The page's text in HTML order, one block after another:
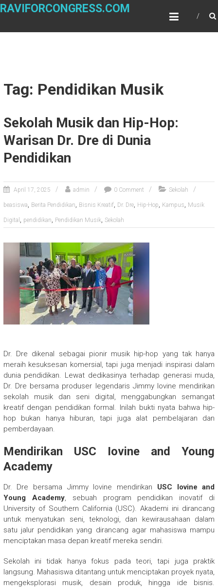
Skip
RAVIFORCONGRESS.COM
Tag: Pendidikan Musik
Sekolah Musik dan Hip-Hop:
Warisan Dr. Dre di Dunia
Pendidikan
April 17, 2025 admin 0 Comment Sekolah
beasiswa, Berita Pendidikan, Bisnis Kreatif, Dr. Dre, Hip-Hop, Kampus, Musik
Digital , pendidikan, Pendidikan Musik, Sekolah
Dr. Dre dikenal sebagai pionir musik hip-hop yang tak hanya
meraih kesuksesan komersial, tapi juga menjadi inspirasi dalam
dunia pendidikan. Lewat dedikasinya terhadap generasi muda,
Dr. Dre bersama produser legendaris Jimmy Iovine mendirikan
sekolah musik dan seni digital, menggabungkan semangat
kreatif dengan pendidikan formal. Inilah bukti nyata bahwa hip-
hop bukan hanya hiburan, tapi juga alat pembelajaran dan
pemberdayaan.
Mendirikan USC Iovine and Young
Academy
Dr. Dre bersama Jimmy Iovine mendirikan USC Iovine and
Young Academy, sebuah program pendidikan inovatif di
University of Southern California (USC). Akademi ini dirancang
untuk menyatukan seni, teknologi, dan kewirausahaan dalam
satu jalur pendidikan yang dirancang agar mahasiswa mampu
menciptakan masa depan kreatif mereka sendiri.
Sekolah ini tidak hanya fokus pada teori, tapi juga praktik
langsung. Mahasiswa ditantang untuk menciptakan proyek nyata,
mengeksplorasi musik, desain produk, hingga ide bisnis.